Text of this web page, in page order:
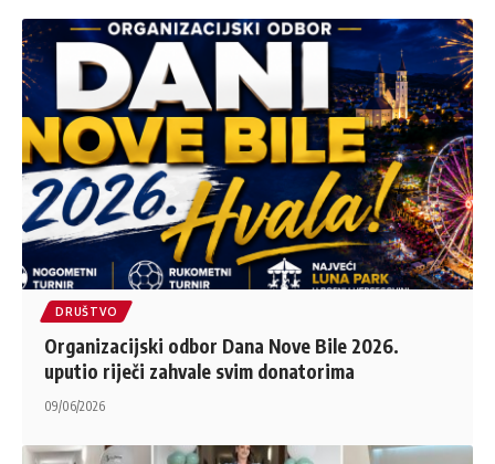
DRUŠTVO
Organizacijski odbor Dana Nove Bile 2026.
uputio riječi zahvale svim donatorima
09/06/2026